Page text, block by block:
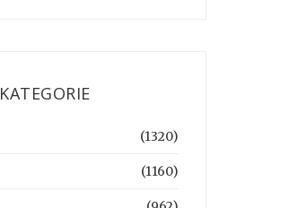
KATEGORIE
(1320)
(1160)